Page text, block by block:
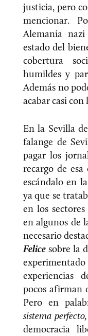
justicia, pero
mencionar.
Alemania
estado del
cobertura
humildes y
Además no
acabar casi
En la Sevilla
falange de
pagar los
recargo de
escándalo en
ya que se
en los
en algunos de
necesario
Felice sobre la
experiencias
pocos afirman
Pero en
sistema
democracia